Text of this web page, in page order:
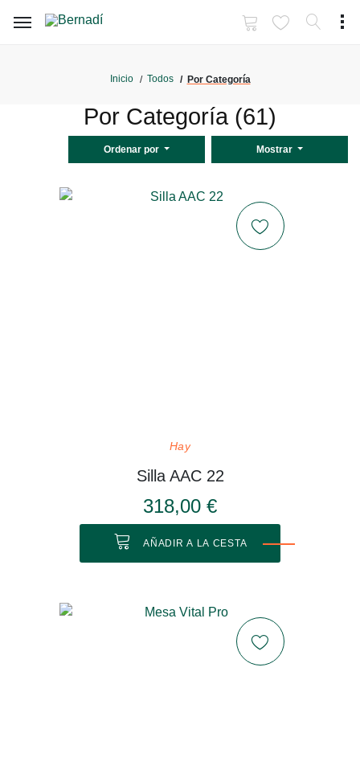
Inicio Todos Por Categoría
Por Categoría (61)
Ordenar por Mostrar
Hay
Silla AAC 22
318,00 €
AÑADIR A LA CESTA